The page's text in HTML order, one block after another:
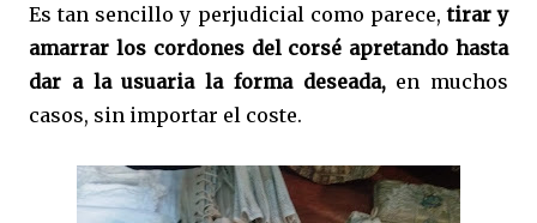
Es tan sencillo y perjudicial como parece,tirar y
amarrar los cordones del corsé apretando hasta
dar a la usuaria la forma deseada,en muchos
casos, sin importar el coste.